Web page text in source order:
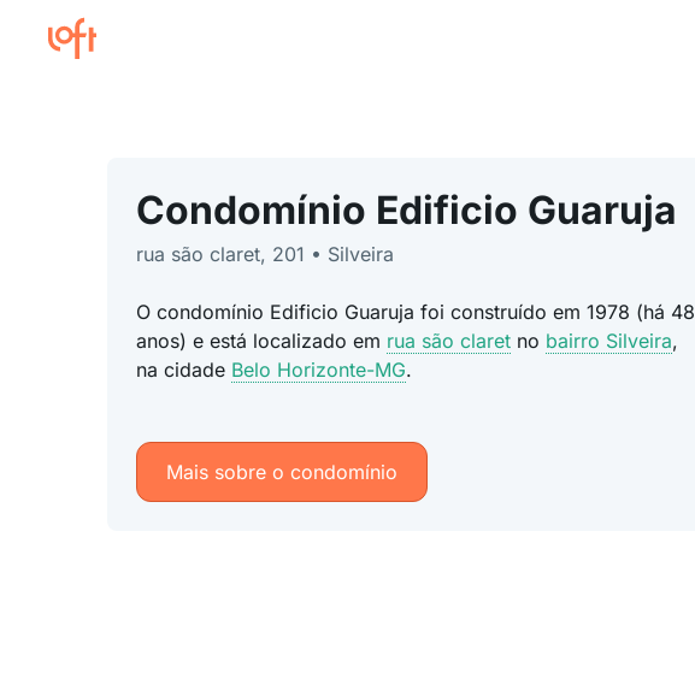
Condomínio Edificio Guaruja
rua são claret, 201 • Silveira
O condomínio Edificio Guaruja foi construído em 1978 (há 48
anos) e está localizado em rua são claretno bairro Silveira,
na cidade Belo Horizonte-MG.
Mais sobre o condomínio